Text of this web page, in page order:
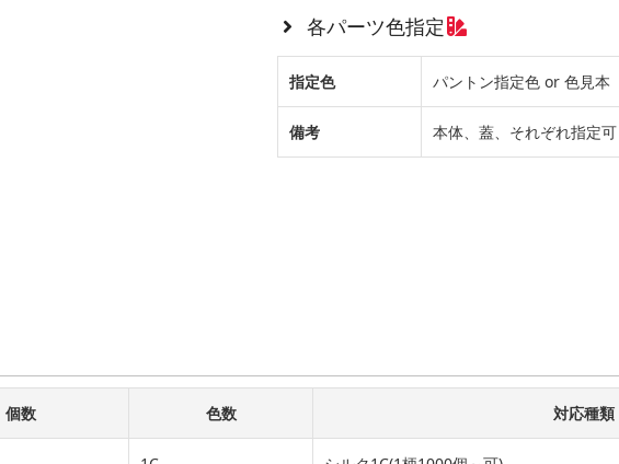
各パーツ色指定
指定色 パントン指定色 or 色見本
備考 本体、蓋、それぞれ指定可
個数 色数 対応種類